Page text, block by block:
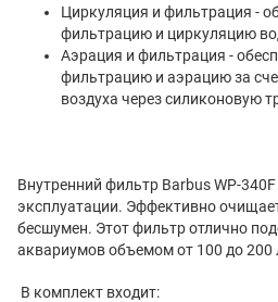
Циркуляция и фильтрация -
фильтрацию и циркуляцию
Аэрация и фильтрация -
фильтрацию и аэрацию за
воздуха через силиконовую
Внутренний фильтр Barbus WP-
эксплуатации. Эффективно
бесшумен. Этот фильтр отлично
аквариумов объемом от 100 до 200
В комплект входит: